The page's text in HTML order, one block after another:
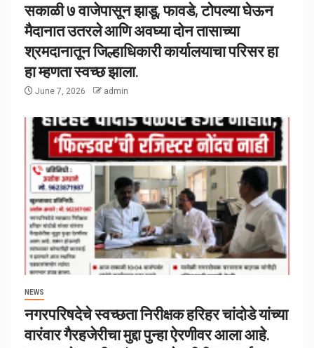
सकाळी ७ वाजेपासून झाडू, फावडे, टोपल्या घेऊन
मैदानात उतरले आणि अवघ्या दोन तासाच्या
श्रमदानातून जिल्हाधिकारी कार्यालयाचा परिसर हा
हा म्हणता स्वच्छ झाला.
June 7, 2026 admin
NEWS
नगरपरिषदेचे स्वच्छता निरीक्षक हरिहर चांदोडे यांच्या
वारंवार गैरहजेरीचा मुद्दा पुन्हा ऐरणीवर आला आहे.